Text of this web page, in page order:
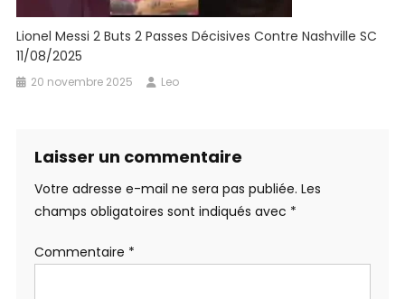
Lionel Messi 2 Buts 2 Passes Décisives Contre Nashville SC
11/08/2025
20 novembre 2025 Leo
Laisser un commentaire
Votre adresse e-mail ne sera pas publiée. Les
champs obligatoires sont indiqués avec *
Commentaire *